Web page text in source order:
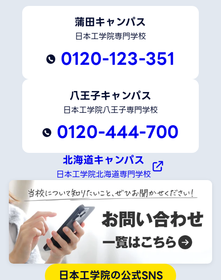
蒲田キャンパス
日本工学院専門学校
0120-123-351
八王子キャンパス
日本工学院八王子専門学校
0120-444-700
北海道キャンパス
日本工学院北海道専門学校
日本工学院の公式SNS